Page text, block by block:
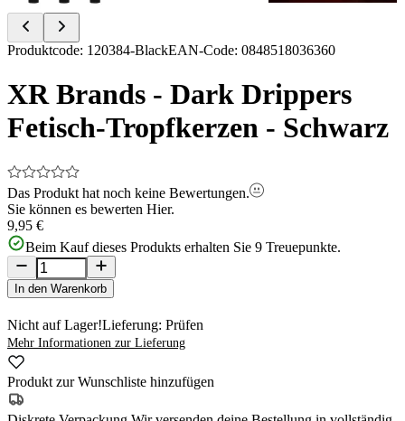
Item
of
5
Produktcode: 120384-BlackEAN-Code: 0848518036360
XR Brands - Dark Drippers
Fetisch-Tropfkerzen - Schwarz
Das Produkt hat noch keine Bewertungen.
Sie können es bewerten Hier.
9,95 €
Beim Kauf dieses Produkts erhalten Sie 9 Treuepunkte.
In den Warenkorb
Nicht auf Lager!Lieferung: Prüfen
Mehr Informationen zur Lieferung
Produkt zur Wunschliste hinzufügen